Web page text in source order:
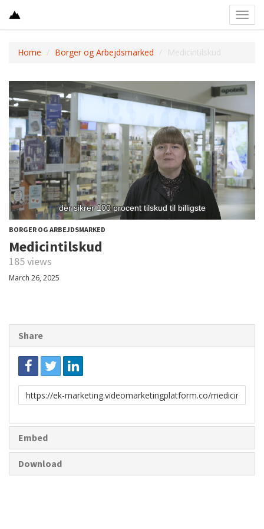
Home Borger og Arbejdsmarked Medicintilskud
BORGER OG ARBEJDSMARKED
Medicintilskud
185 views
March 26, 2025
Share
Link
to
Embed
Download